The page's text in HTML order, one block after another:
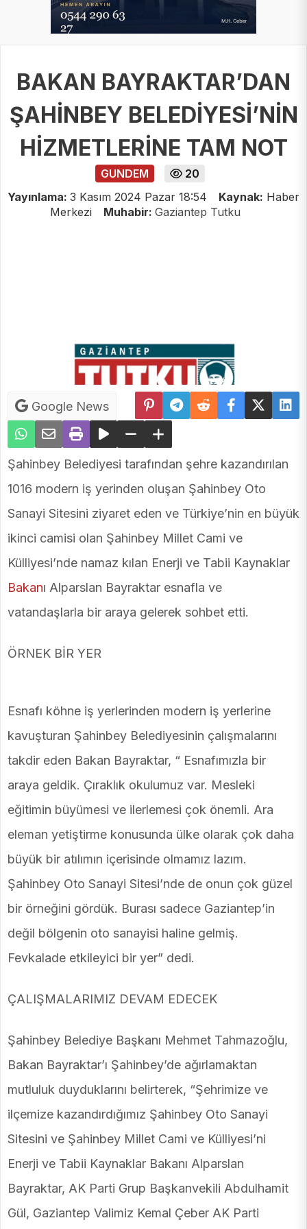
BAKAN BAYRAKTAR’DAN
ŞAHİNBEY BELEDİYESİ’NİN
HİZMETLERİNE TAM NOT
GUNDEM
20
Yayınlama: 3 Kasım 2024 Pazar 18:54 Kaynak: Haber
Merkezi
Muhabir: Gaziantep Tutku
Google News
Şahinbey Belediyesi tarafından şehre kazandırılan
1016 modern iş yerinden oluşan Şahinbey Oto
Sanayi Sitesini ziyaret eden ve Türkiye’nin en büyük
ikinci camisi olan Şahinbey Millet Cami ve
Külliyesi’nde namaz kılan Enerji ve Tabii Kaynaklar
Bakanı Alparslan Bayraktar esnafla ve
vatandaşlarla bir araya gelerek sohbet etti.
ÖRNEK BİR YER
Esnafı köhne iş yerlerinden modern iş yerlerine
kavuşturan Şahinbey Belediyesinin çalışmalarını
takdir eden Bakan Bayraktar, “ Esnafımızla bir
araya geldik. Çıraklık okulumuz var. Mesleki
eğitimin büyümesi ve ilerlemesi çok önemli. Ara
eleman yetiştirme konusunda ülke olarak çok daha
büyük bir atılımın içerisinde olmamız lazım.
Şahinbey Oto Sanayi Sitesi’nde de onun çok güzel
bir örneğini gördük. Burası sadece Gaziantep’in
değil bölgenin oto sanayisi haline gelmiş.
Fevkalade etkileyici bir yer” dedi.
ÇALIŞMALARIMIZ DEVAM EDECEK
Şahinbey Belediye Başkanı Mehmet Tahmazoğlu,
Bakan Bayraktar’ı Şahinbey’de ağırlamaktan
mutluluk duyduklarını belirterek, “Şehrimize ve
ilçemize kazandırdığımız Şahinbey Oto Sanayi
Sitesini ve Şahinbey Millet Cami ve Külliyesi’ni
Enerji ve Tabii Kaynaklar Bakanı Alparslan
Bayraktar, AK Parti Grup Başkanvekili Abdulhamit
Gül, Gaziantep Valimiz Kemal Çeber AK Parti